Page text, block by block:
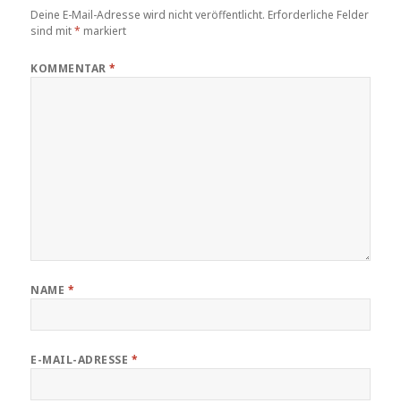
Deine E-Mail-Adresse wird nicht veröffentlicht. Erforderliche Felder
sind mit* markiert
KOMMENTAR*
NAME *
E-MAIL-ADRESSE *